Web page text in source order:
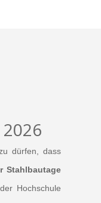
dürfen, dass
Stahlbautage
Hochschule